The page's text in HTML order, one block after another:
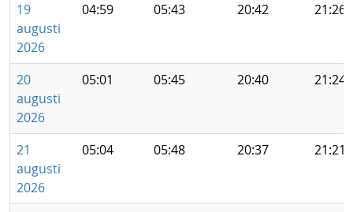
19
augusti
2026
04:59 05:43 20:42 21:26
20
augusti
2026
05:01 05:45 20:40 21:24
21
augusti
2026
05:04 05:48 20:37 21:21